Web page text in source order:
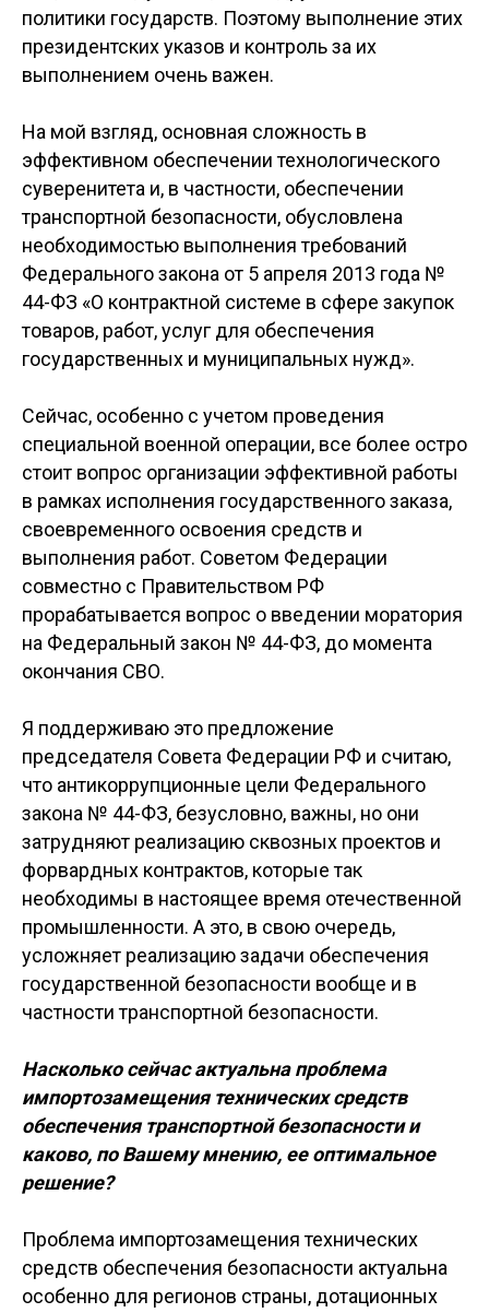
политики государств. Поэтому выполнение этих
президентских указов и контроль за их
выполнением очень важен.
На мой взгляд, основная сложность в
эффективном обеспечении технологического
суверенитета и, в частности, обеспечении
транспортной безопасности, обусловлена
необходимостью выполнения требований
Федерального закона от 5 апреля 2013 года №
44-ФЗ «О контрактной системе в сфере закупок
товаров, работ, услуг для обеспечения
государственных и муниципальных нужд».
Сейчас, особенно с учетом проведения
специальной военной операции, все более остро
стоит вопрос организации эффективной работы
в рамках исполнения государственного заказа,
своевременного освоения средств и
выполнения работ. Советом Федерации
совместно с Правительством РФ
прорабатывается вопрос о введении моратория
на Федеральный закон № 44-ФЗ, до момента
окончания СВО.
Я поддерживаю это предложение
председателя Совета Федерации РФ и считаю,
что антикоррупционные цели Федерального
закона № 44-ФЗ, безусловно, важны, но они
затрудняют реализацию сквозных проектов и
форвардных контрактов, которые так
необходимы в настоящее время отечественной
промышленности. А это, в свою очередь,
усложняет реализацию задачи обеспечения
государственной безопасности вообще и в
частности транспортной безопасности.
Насколько сейчас актуальна проблема
импортозамещения технических средств
обеспечения транспортной безопасности и
каково, по Вашему мнению, ее оптимальное
решение?
Проблема импортозамещения технических
средств обеспечения безопасности актуальна
особенно для регионов страны, дотационных